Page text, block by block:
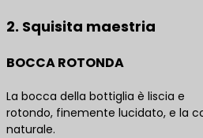
2. Squisita maestria
BOCCA ROTONDA
La bocca della bottiglia è liscia e
rotondo, finemente lucidato, e la
naturale.